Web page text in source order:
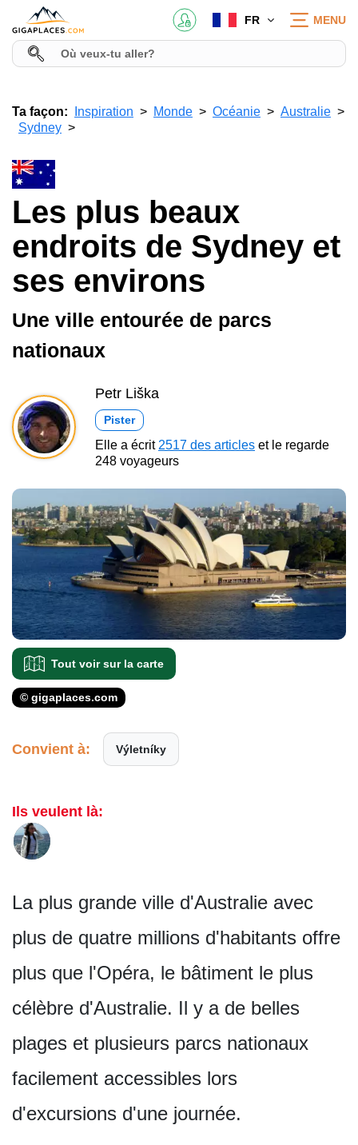
FR MENU
Ta façon: Inspiration Monde Océanie
Australie
Sydney
Les plus beaux
endroits de Sydney et
ses environs
Une ville entourée de parcs
nationaux
Petr Liška
Pister
Elle a écrit 2517 des articles et le regarde
248 voyageurs
Tout voir sur la carte
© gigaplaces.com
Convient à: Výletníky
Ils veulent là:
La plus grande ville d'Australie avec
plus de quatre millions d'habitants offre
plus que l'Opéra, le bâtiment le plus
célèbre d'Australie. Il y a de belles
plages et plusieurs parcs nationaux
facilement accessibles lors
d'excursions d'une journée.